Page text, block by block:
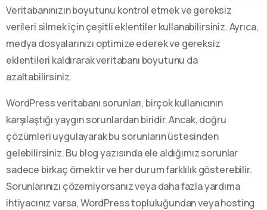
Veritabanınızın boyutunu kontrol etmek ve gereksiz
verileri silmek için çeşitli eklentiler kullanabilirsiniz. Ayrıca,
medya dosyalarınızı optimize ederek ve gereksiz
eklentileri kaldırarak veritabanı boyutunu da
azaltabilirsiniz.
WordPress veritabanı sorunları, birçok kullanıcının
karşılaştığı yaygın sorunlardan biridir. Ancak, doğru
çözümleri uygulayarak bu sorunların üstesinden
gelebilirsiniz. Bu blog yazısında ele aldığımız sorunlar
sadece birkaç örnektir ve her durum farklılık gösterebilir.
Sorunlarınızı çözemiyorsanız veya daha fazla yardıma
ihtiyacınız varsa, WordPress topluluğundan veya hosting